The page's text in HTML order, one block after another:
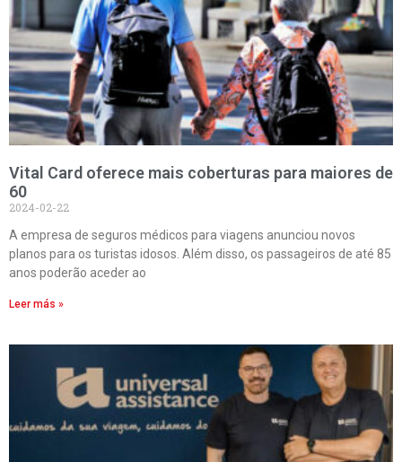
Vital Card oferece mais coberturas para maiores de
60
2024-02-22
A empresa de seguros médicos para viagens anunciou novos
planos para os turistas idosos. Além disso, os passageiros de até 85
anos poderão aceder ao